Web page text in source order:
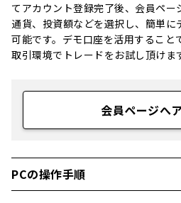
てアカウント登録完了後、会員ペー
通貨、投資額などを選択し、簡単
可能です。デモ口座を活用すること
取引環境でトレードをお試し頂けま
会員ページへ
PCの操作手順